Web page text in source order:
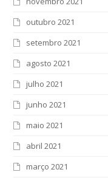
outubro 2021
setembro 2021
agosto 2021
julho 2021
junho 2021
maio 2021
abril 2021
março 2021